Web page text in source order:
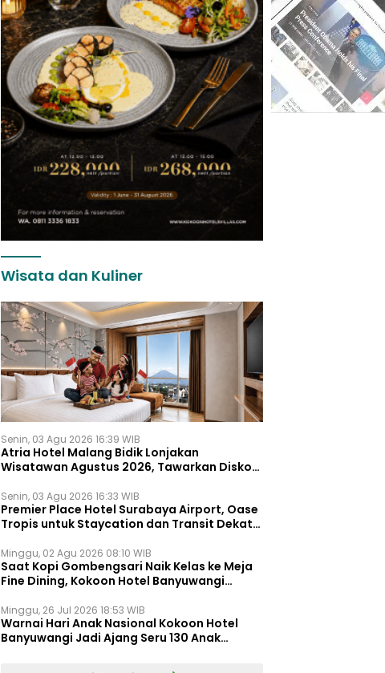
Wisata dan Kuliner
Senin, 03 Agu 2026 16:39 WIB
Atria Hotel Malang Bidik Lonjakan
Wisatawan Agustus 2026, Tawarkan Diskon
Senin, 03 Agu 2026 16:33 WIB
Premier Place Hotel Surabaya Airport, Oase
Tropis untuk Staycation dan Transit Dekat
Minggu, 02 Agu 2026 08:10 WIB
Saat Kopi Gombengsari Naik Kelas ke Meja
Fine Dining, Kokoon Hotel Banyuwangi
Minggu, 26 Jul 2026 18:53 WIB
Warnai Hari Anak Nasional Kokoon Hotel
Banyuwangi Jadi Ajang Seru 130 Anak